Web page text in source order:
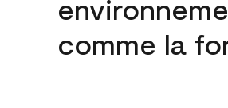
comme la